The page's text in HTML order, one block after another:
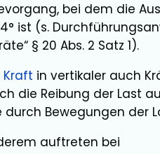
bei dem die
ist (s.
§ 20 Abs. 2 Satz 1).
Kraft in vertikaler auch
die Reibung der Last
Bewegungen der
auftreten bei